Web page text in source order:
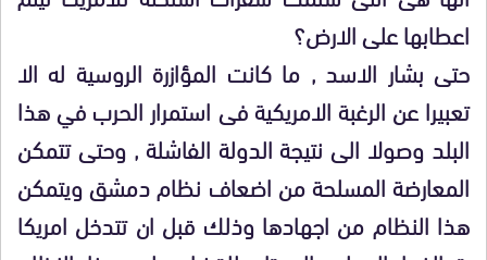
اعطابها على الارض؟
حتى بشار الاسد , ما كانت المؤازرة الروسية له الا
تعبيرا عن الرغبة الامريكية فى استمرار الحرب في هذا
البلد وصولا الى نتيجة الدولة الفاشلة , وحتى تتمكن
المعارضة المسلحة من اضعاف نظام دمشق ويتمكن
هذا النظام من اجهادها وذلك قبل ان تتدخل امريكا